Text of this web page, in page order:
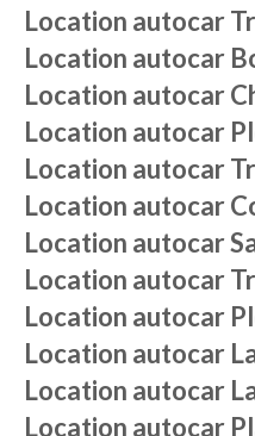
Location autocar
Location autocar
Location autocar
Location autocar
Location autocar
Location autocar
Location autocar
Location autocar
Location autocar
Location autocar
Location autocar
Location autocar